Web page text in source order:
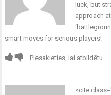
luck, but
approach at
smart moves for serious players!
Piesakieties, lai atbildētu
<cite